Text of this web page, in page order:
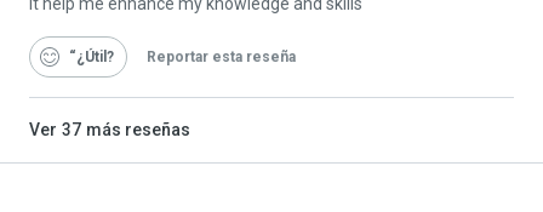
It help me enhance my knowledge and skills
“¿Útil Reportar esta reseña
Ver 37 más reseñas